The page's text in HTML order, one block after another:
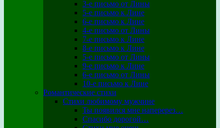
3-е письмо от Лины
5-е письмо к Лине
6-е письмо к Лине
4-е письмо от Лины
7-е письмо к Лине
8-е письмо к Лине
5-е письмо от Лины
9-е письмо к Лине
6-е письмо от Лины
10-е письмо к Лине
Романтические стихи
Стихи любимому мужчине
Ты появился мне наперерез…
Спасибо дорогой…